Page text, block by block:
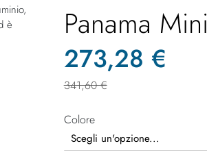
è
Panama Mini
273,28 €
341,60 €
Colore